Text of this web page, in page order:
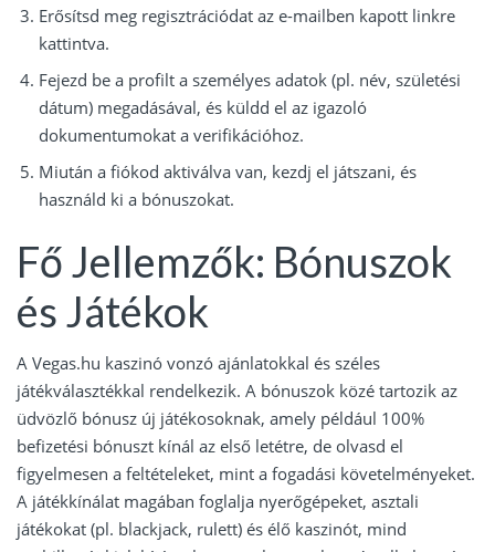
Erősítsd meg regisztrációdat az e-mailben kapott linkre
kattintva.
Fejezd be a profilt a személyes adatok (pl. név, születési
dátum) megadásával, és küldd el az igazoló
dokumentumokat a verifikációhoz.
Miután a fiókod aktiválva van, kezdj el játszani, és
használd ki a bónuszokat.
Fő Jellemzők: Bónuszok
és Játékok
A Vegas.hu kaszinó vonzó ajánlatokkal és széles
játékválasztékkal rendelkezik. A bónuszok közé tartozik az
üdvözlő bónusz új játékosoknak, amely például 100%
befizetési bónuszt kínál az első letétre, de olvasd el
figyelmesen a feltételeket, mint a fogadási követelményeket.
A játékkínálat magában foglalja nyerőgépeket, asztali
játékokat (pl. blackjack, rulett) és élő kaszinót, mind